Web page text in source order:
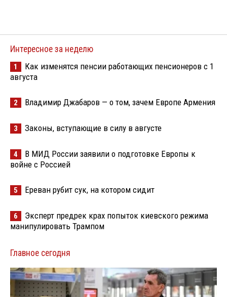
Интересное за неделю
1
Как изменятся пенсии работающих пенсионеров с 1
августа
2 Владимир Джабаров — о том, зачем Европе Армения
3 Законы, вступающие в силу в августе
4
В МИД России заявили о подготовке Европы к
войне с Россией
5 Ереван рубит сук, на котором сидит
6
Эксперт предрек крах попыток киевского режима
манипулировать Трампом
Главное сегодня